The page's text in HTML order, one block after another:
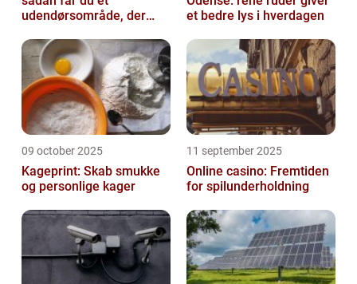
udendørsområde, der
et bedre lys i hverdagen
09 october 2025
Kageprint: Skab smukke
og personlige kager
11 september 2025
Online casino: Fremtiden
for spilunderholdning